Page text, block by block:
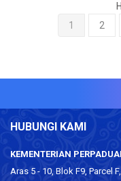
1
2
HUBUNGI KAMI
KEMENTERIAN
Aras 5 - 10, Blok F9, Parcel F,